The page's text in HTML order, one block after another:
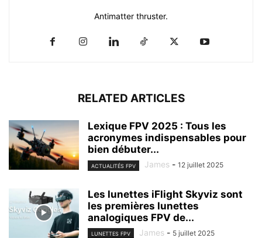
Antimatter thruster.
RELATED ARTICLES
Lexique FPV 2025 : Tous les
acronymes indispensables pour
bien débuter...
ACTUALITÉS FPV James - 12 juillet 2025
Les lunettes iFlight Skyviz sont
les premières lunettes
analogiques FPV de...
LUNETTES FPV James - 5 juillet 2025